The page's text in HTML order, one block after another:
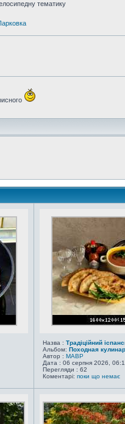
тематику
Назва : Традіційний
Альбом: Походная
Автор : MABP
Дата : 06 серпня 2026,
Перегляди : 62
Коментарі: поки що немає